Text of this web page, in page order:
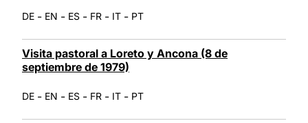
DE - EN - ES - FR - IT - PT
Visita pastoral a Loreto y Ancona (8 de
septiembre de 1979)
DE - EN - ES - FR - IT - PT